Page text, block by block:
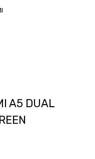
A5 DUAL